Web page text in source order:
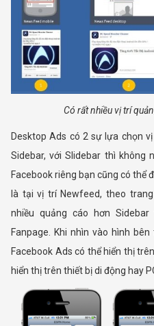
Có rất nhiều vị trí
Desktop Ads có 2 sự lựa chọn
Sidebar, với Slidebar thì không
Facebook riêng bạn cũng có thể
là tại vị trí Newfeed, theo
nhiều quảng cáo hơn
Fanpage. Khi nhìn vào hình
Facebook Ads có thể hiển thị
hiển thị trên thiết bị di động hay